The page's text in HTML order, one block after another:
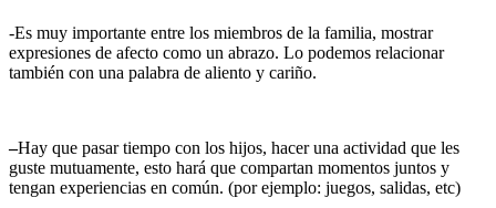
-Es muy importante entre los miembros de la familia, mostrar
expresiones de afecto como un abrazo. Lo podemos relacionar
también con una palabra de aliento y cariño.
–Hay que pasar tiempo con los hijos, hacer una actividad que les
guste mutuamente, esto hará que compartan momentos juntos y
tengan experiencias en común. (por ejemplo: juegos, salidas, etc)